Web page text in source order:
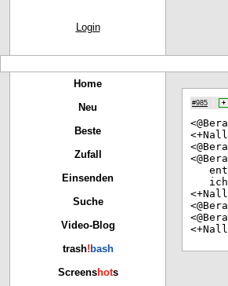
Login
Home
Neu
Beste
Zufall
Einsenden
Suche
Video-Blog
trash! bash
Screenshots
#985 +
<@B
<+N
<@B
<@B
<+N
<@B
<@B
<+N